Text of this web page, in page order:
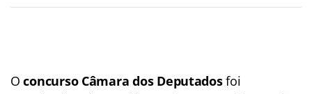
Oconcurso Câmara dos Deputadosfoi